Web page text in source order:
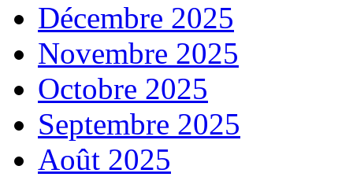
Décembre 2025
Novembre 2025
Octobre 2025
Septembre 2025
Août 2025